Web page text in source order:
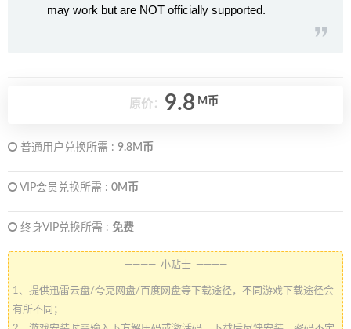
may work but are NOT officially supported.
原价： 9.8 M币
普通用户兑换所需 : 9.8M币
VIP会员兑换所需 : 0M币
终身VIP兑换所需 : 免费
———— 小贴士 ————
1、提供迅雷云盘/夸克网盘/百度网盘等下载途径，不同游戏下载途径会
有所不同；